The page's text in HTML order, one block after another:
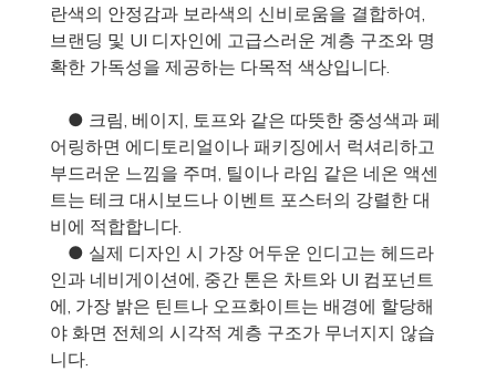
란색의 안정감과 보라색의 신비로움을 결합하여,
브랜딩 및 UI 디자인에 고급스러운 계층 구조와 명
확한 가독성을 제공하는 다목적 색상입니다.
● 크림, 베이지, 토프와 같은 따뜻한 중성색과 페
어링하면 에디토리얼이나 패키징에서 럭셔리하고
부드러운 느낌을 주며, 틸이나 라임 같은 네온 액센
트는 테크 대시보드나 이벤트 포스터의 강렬한 대
비에 적합합니다.
● 실제 디자인 시 가장 어두운 인디고는 헤드라
인과 네비게이션에, 중간 톤은 차트와 UI 컴포넌트
에, 가장 밝은 틴트나 오프화이트는 배경에 할당해
야 화면 전체의 시각적 계층 구조가 무너지지 않습
니다.